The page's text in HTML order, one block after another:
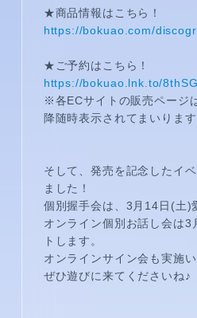
★商品情報はこちら！
https://bokuao.com/
★ご予約はこちら！
https://bokuao.lnk.to/8thSG
※各ECサイトの販売ページ
降随時表示されてまいります
そして、発売を記念したイ
ました！
個別握手会は、3月14日(土)
オンライン個別お話し会は
トします。
オンラインサイン会も実施い
ぜひ遊びに来てくださいね♪